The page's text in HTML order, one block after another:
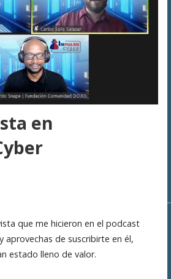
en
que me hicieron en el podcast
aprovechas de suscribirte en él,
estado lleno de valor.